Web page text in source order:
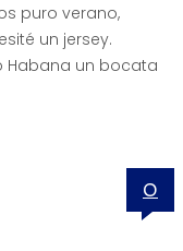
puro verano,
un jersey.
Habana un bocata
0